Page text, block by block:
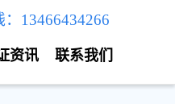
：13466434266
联系我们
资讯